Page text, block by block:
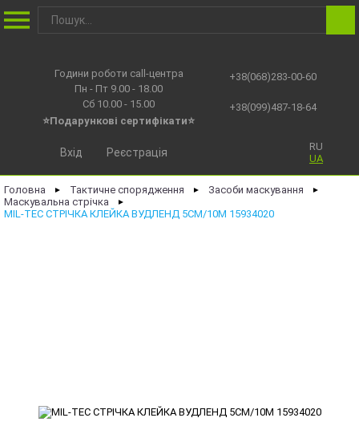
Години роботи call-центра
Пн - Пт 9.00 - 18.00
Сб 10.00 - 15.00
⭐Подарункові сертифікати⭐
+38(068)283-00-60
+38(099)487-18-64
RU
UA
Вхід Реєстрація
Головна ► Тактичне спорядження ► Засоби маскування ►
Маскувальна стрічка ►
MIL-TEC СТРІЧКА КЛЕЙКА ВУДЛЕНД 5СМ/10М 15934020